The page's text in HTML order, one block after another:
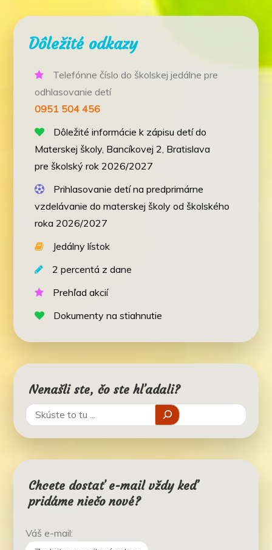
Dôležité odkazy
Telefónne číslo do školskej jedálne pre
odhlasovanie detí
0951 504 456
Dôležité informácie k zápisu detí do
Materskej školy, Bancíkovej 2, Bratislava
pre školský rok 2026/2027
Prihlasovanie detí na predprimárne
vzdelávanie do materskej školy od školského
roka 2026/2027
Jedálny lístok
2 percentá z dane
Prehľad akcií
Dokumenty na stiahnutie
Nenašli ste, čo ste hľadali?
Chcete dostať e-mail vždy keď
pridáme niečo nové?
Váš e-mail: